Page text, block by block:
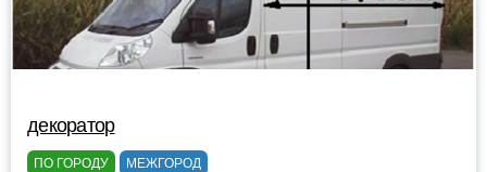
декоратор
ПО ГОРОДУ МЕЖГОРОД